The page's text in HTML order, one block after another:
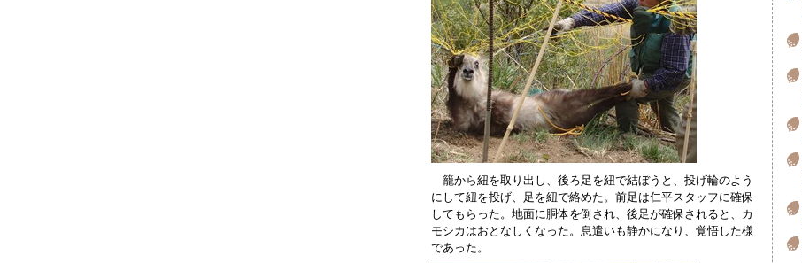
籠から紐を取り出し、後ろ足を紐で結ぼうと、投げ輪のよう
にして紐を投げ、足を紐で絡めた。前足は仁平スタッフに確保
してもらった。地面に胴体を倒され、後足が確保されると、カ
モシカはおとなしくなった。息遣いも静かになり、覚悟した様
であった。